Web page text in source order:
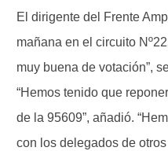
El dirigente del Frente
mañana en el circuito
muy buena de votación”,
“Hemos tenido que
de la 95609”, añadió.
con los delegados de